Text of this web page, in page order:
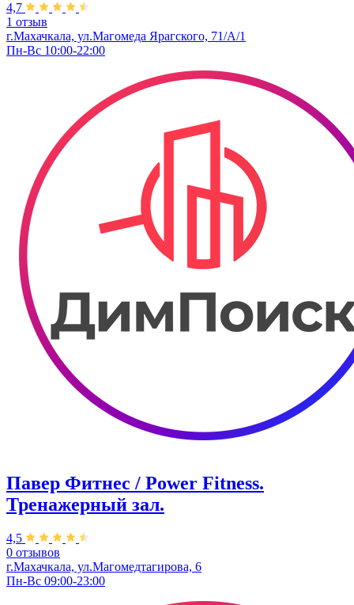
4,7
1 отзыв
г.Махачкала, ул.Магомеда Ярагского, 71/А/1
Пн-Вс 10:00-22:00
Павер Фитнес / Power Fitness.
Тренажерный зал.
4,5
0 отзывов
г.Махачкала, ул.Магомедтагирова, 6
Пн-Вс 09:00-23:00